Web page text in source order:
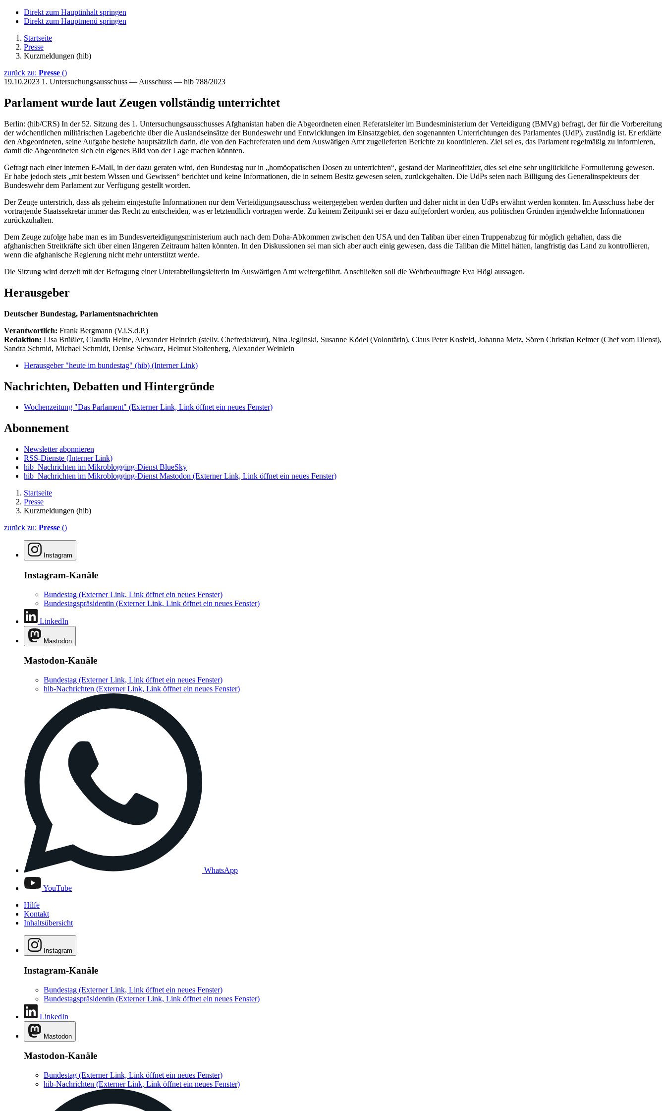
Direkt zum Hauptinhalt springen
Direkt zum Hauptmenü springen
Startseite
Presse
Kurzmeldungen (hib)
zurück zu: Presse ()
19.10.2023 1. Untersuchungsausschuss — Ausschuss — hib 788/2023
Parlament wurde laut Zeugen vollständig unterrichtet
Berlin: (hib/CRS) In der 52. Sitzung des 1. Untersuchungsausschusses Afghanistan haben die Abgeordneten einen Referatsleiter im Bundesministerium der Verteidigung (BMVg) befragt, der für die Vorbereitung
der wöchentlichen militärischen Lageberichte über die Auslandseinsätze der Bundeswehr und Entwicklungen im Einsatzgebiet, den sogenannten Unterrichtungen des Parlamentes (UdP), zuständig ist. Er erklärte
den Abgeordneten, seine Aufgabe bestehe hauptsätzlich darin, die von den Fachreferaten und dem Auswätigen Amt zugelieferten Berichte zu koordinieren. Ziel sei es, das Parlament regelmäßig zu informieren,
damit die Abgeordneten sich ein eigenes Bild von der Lage machen könnten.
Gefragt nach einer internen E-Mail, in der dazu geraten wird, den Bundestag nur in „homöopatischen Dosen zu unterrichten“, gestand der Marineoffizier, dies sei eine sehr unglückliche Formulierung gewesen.
Er habe jedoch stets „mit bestem Wissen und Gewissen“ berichtet und keine Informationen, die in seinem Besitz gewesen seien, zurückgehalten. Die UdPs seien nach Billigung des Generalinspekteurs der
Bundeswehr dem Parlament zur Verfügung gestellt worden.
Der Zeuge unterstrich, dass als geheim eingestufte Informationen nur dem Verteidigungsausschuss weitergegeben werden durften und daher nicht in den UdPs erwähnt werden konnten. Im Ausschuss habe der
vortragende Staatssekretär immer das Recht zu entscheiden, was er letztendlich vortragen werde. Zu keinem Zeitpunkt sei er dazu aufgefordert worden, aus politischen Gründen irgendwelche Informationen
zurückzuhalten.
Dem Zeuge zufolge habe man es im Bundesverteidigungsministerium auch nach dem Doha-Abkommen zwischen den USA und den Taliban über einen Truppenabzug für möglich gehalten, dass die
afghanischen Streitkräfte sich über einen längeren Zeitraum halten könnten. In den Diskussionen sei man sich aber auch einig gewesen, dass die Taliban die Mittel hätten, langfristig das Land zu kontrollieren,
wenn die afghanische Regierung nicht mehr unterstützt werde.
Die Sitzung wird derzeit mit der Befragung einer Unterabteilungsleiterin im Auswärtigen Amt weitergeführt. Anschließen soll die Wehrbeauftragte Eva Högl aussagen.
Herausgeber
Deutscher Bundestag, Parlamentsnachrichten
Verantwortlich: Frank Bergmann (V.i.S.d.P.)
Redaktion: Lisa Brüßler, Claudia Heine, Alexander Heinrich (stellv. Chefredakteur), Nina Jeglinski, Susanne Ködel (Volontärin), Claus Peter Kosfeld, Johanna Metz, Sören Christian Reimer (Chef vom Dienst),
Sandra Schmid, Michael Schmidt, Denise Schwarz, Helmut Stoltenberg, Alexander Weinlein
Herausgeber "heute im bundestag" (hib) (Interner Link)
Nachrichten, Debatten und Hintergründe
Wochenzeitung "Das Parlament" (Externer Link, Link öffnet ein neues Fenster)
Abonnement
Newsletter abonnieren
RSS-Dienste (Interner Link)
hib_Nachrichten im Mikroblogging-Dienst BlueSky
hib_Nachrichten im Mikroblogging-Dienst Mastodon (Externer Link, Link öffnet ein neues Fenster)
Startseite
Presse
Kurzmeldungen (hib)
zurück zu: Presse ()
Instagram
Instagram-Kanäle
Bundestag (Externer Link, Link öffnet ein neues Fenster)
Bundestagspräsidentin (Externer Link, Link öffnet ein neues Fenster)
LinkedIn
Mastodon
Mastodon-Kanäle
Bundestag (Externer Link, Link öffnet ein neues Fenster)
hib-Nachrichten (Externer Link, Link öffnet ein neues Fenster)
WhatsApp
YouTube
Hilfe
Kontakt
Inhaltsübersicht
Instagram
Instagram-Kanäle
Bundestag (Externer Link, Link öffnet ein neues Fenster)
Bundestagspräsidentin (Externer Link, Link öffnet ein neues Fenster)
LinkedIn
Mastodon
Mastodon-Kanäle
Bundestag (Externer Link, Link öffnet ein neues Fenster)
hib-Nachrichten (Externer Link, Link öffnet ein neues Fenster)